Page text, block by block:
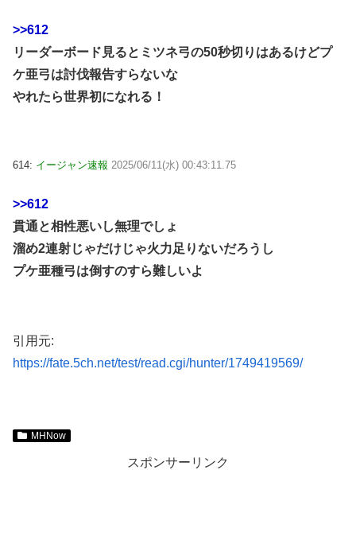
>>612
リーダーボード見るとミツネ弓の50秒切りはあるけどプ
ケ亜弓は討伐報告すらないな
やれたら世界初になれる！
614: イージャン速報 2025/06/11(水) 00:43:11.75
>>612
貫通と相性悪いし無理でしょ
溜め2連射じゃだけじゃ火力足りないだろうし
プケ亜種弓は倒すのすら難しいよ
引用元:
https://fate.5ch.net/test/read.cgi/hunter/1749419569/
MHNow
スポンサーリンク